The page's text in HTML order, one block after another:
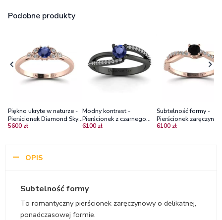
Podobne produkty
Piękno ukryte w naturze -
Pierścionek Diamond Sky,
różowe złoto, szafir,
5600 zł
Modny kontrast -
Pierścionek z czarnego
złota z szafirem i
6100 zł
Subtelność formy -
Pierścionek
różowego złota z
6100 zł
OPIS
Subtelność formy
To romantyczny pierścionek zaręczynowy o delikatnej,
ponadczasowej formie.